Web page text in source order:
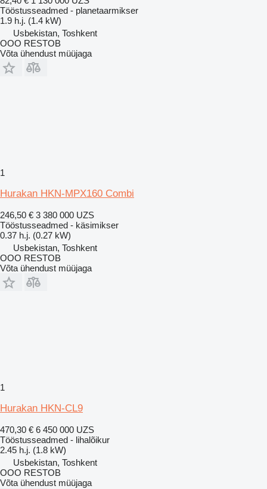
Tööstusseadmed - planetaarmikser
1.9 h.j. (1.4 kW)
Usbekistan, Toshkent
OOO RESTOB
Võta ühendust müüjaga
1
Hurakan HKN-MPX160 Combi
246,50 € 3 380 000 UZS
Tööstusseadmed - käsimikser
0.37 h.j. (0.27 kW)
Usbekistan, Toshkent
OOO RESTOB
Võta ühendust müüjaga
1
Hurakan HKN-CL9
470,30 € 6 450 000 UZS
Tööstusseadmed - lihalõikur
2.45 h.j. (1.8 kW)
Usbekistan, Toshkent
OOO RESTOB
Võta ühendust müüjaga